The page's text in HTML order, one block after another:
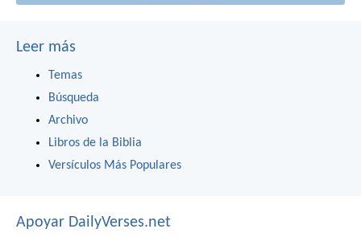
Leer más
Temas
Búsqueda
Archivo
Libros de la Biblia
Versículos Más Populares
Apoyar DailyVerses.net